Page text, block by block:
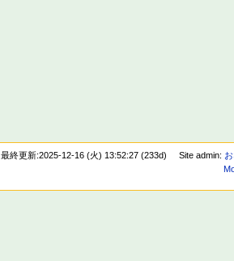
最終更新:2025-12-16 (火) 13:52:27 (233d) Site admin: